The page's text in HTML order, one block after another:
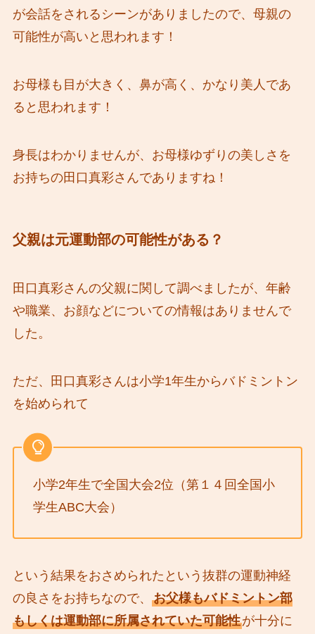
が会話をされるシーンがありましたので、母親の
可能性が高いと思われます！
お母様も目が大きく、鼻が高く、かなり美人であ
ると思われます！
身長はわかりませんが、お母様ゆずりの美しさを
お持ちの田口真彩さんでありますね！
父親は元運動部の可能性がある？
田口真彩さんの父親に関して調べましたが、年齢
や職業、お顔などについての情報はありませんで
した。
ただ、田口真彩さんは小学1年生からバドミントン
を始められて
小学2年生で全国大会2位（第１４回全国小
学生ABC大会）
という結果をおさめられたという抜群の運動神経
の良さをお持ちなので、 お父様もバドミントン部
もしくは運動部に所属されていた可能性が十分に